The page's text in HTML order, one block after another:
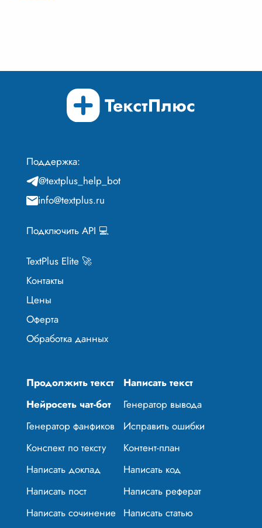
Поддержка:
@textplus_help_bot
info@textplus.ru
Подключить API 💻
TextPlus Elite 🚀
Контакты
Цены
Оферта
Обработка данных
Продолжить текст
Написать текст
Нейросеть чат-бот
Генератор вывода
Генератор фанфиков
Исправить ошибки
Конспект по тексту
Контент-план
Написать доклад
Написать код
Написать пост
Написать реферат
Написать сочинение Написать статью